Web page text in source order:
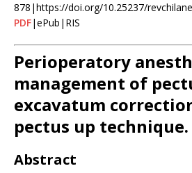
878|https://doi.org/10.25237/
PDF|ePub|RIS
Perioperatory
management of
excavatum
pectus up
Abstract